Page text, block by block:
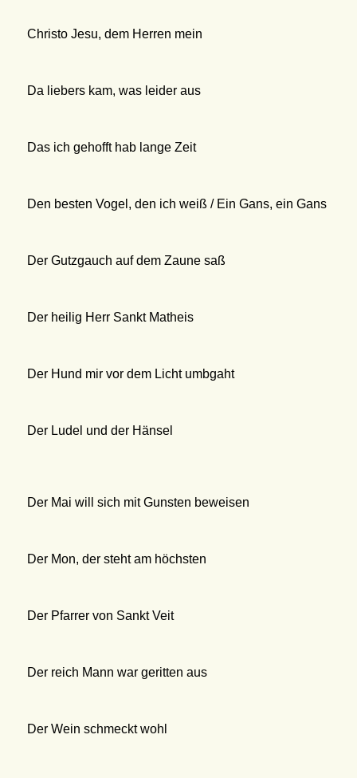
Christo Jesu, dem Herren mein
Da liebers kam, was leider aus
Das ich gehofft hab lange Zeit
Den besten Vogel, den ich weiß / Ein Gans, ein Gans
Der Gutzgauch auf dem Zaune saß
Der heilig Herr Sankt Matheis
Der Hund mir vor dem Licht umbgaht
Der Ludel und der Hänsel
Der Mai will sich mit Gunsten beweisen
Der Mon, der steht am höchsten
Der Pfarrer von Sankt Veit
Der reich Mann war geritten aus
Der Wein schmeckt wohl